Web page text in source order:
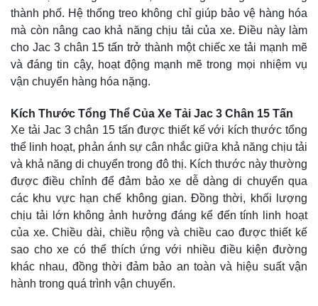
thành phố. Hệ thống treo không chỉ giúp bảo vệ hàng hóa
mà còn nâng cao khả năng chịu tải của xe. Điều này làm
cho Jac 3 chân 15 tấn trở thành một chiếc xe tải mạnh mẽ
và đáng tin cậy, hoạt động mạnh mẽ trong mọi nhiệm vụ
vận chuyển hàng hóa nặng.
Kích Thước Tổng Thể Của Xe Tải Jac 3 Chân 15 Tấn
Xe tải Jac 3 chân 15 tấn được thiết kế với kích thước tổng
thể linh hoạt, phản ánh sự cân nhắc giữa khả năng chịu tải
và khả năng di chuyển trong đô thị. Kích thước này thường
được điều chỉnh để đảm bảo xe dễ dàng di chuyển qua
các khu vực hạn chế không gian. Đồng thời, khối lượng
chịu tải lớn không ảnh hưởng đáng kể đến tính linh hoạt
của xe. Chiều dài, chiều rộng và chiều cao được thiết kế
sao cho xe có thể thích ứng với nhiều điều kiện đường
khác nhau, đồng thời đảm bảo an toàn và hiệu suất vận
hành trong quá trình vận chuyển.